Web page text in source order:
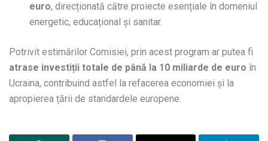
euro, direcționată către proiecte esențiale în domeniul
energetic, educațional și sanitar.
Potrivit estimărilor Comisiei, prin acest program ar putea fi
atrase investiții totale de până la 10 miliarde de euro în
Ucraina, contribuind astfel la refacerea economiei și la
apropierea țării de standardele europene.